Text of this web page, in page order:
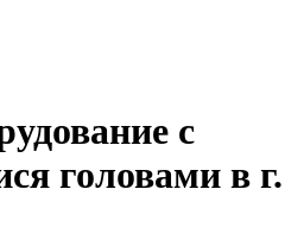
с
головами в г.